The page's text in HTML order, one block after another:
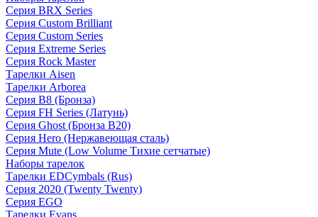
Серия BRX Series
Серия Custom Brilliant
Серия Custom Series
Серия Extreme Series
Серия Rock Master
Тарелки Aisen
Тарелки Arborea
Серия B8 (Бронза)
Серия FH Series (Латунь)
Серия Ghost (Бронза B20)
Серия Hero (Нержавеющая сталь)
Серия Mute (Low Volume Тихие сетчатые)
Наборы тарелок
Тарелки EDCymbals (Rus)
Серия 2020 (Twenty Twenty)
Серия EGO
Тарелки Evans